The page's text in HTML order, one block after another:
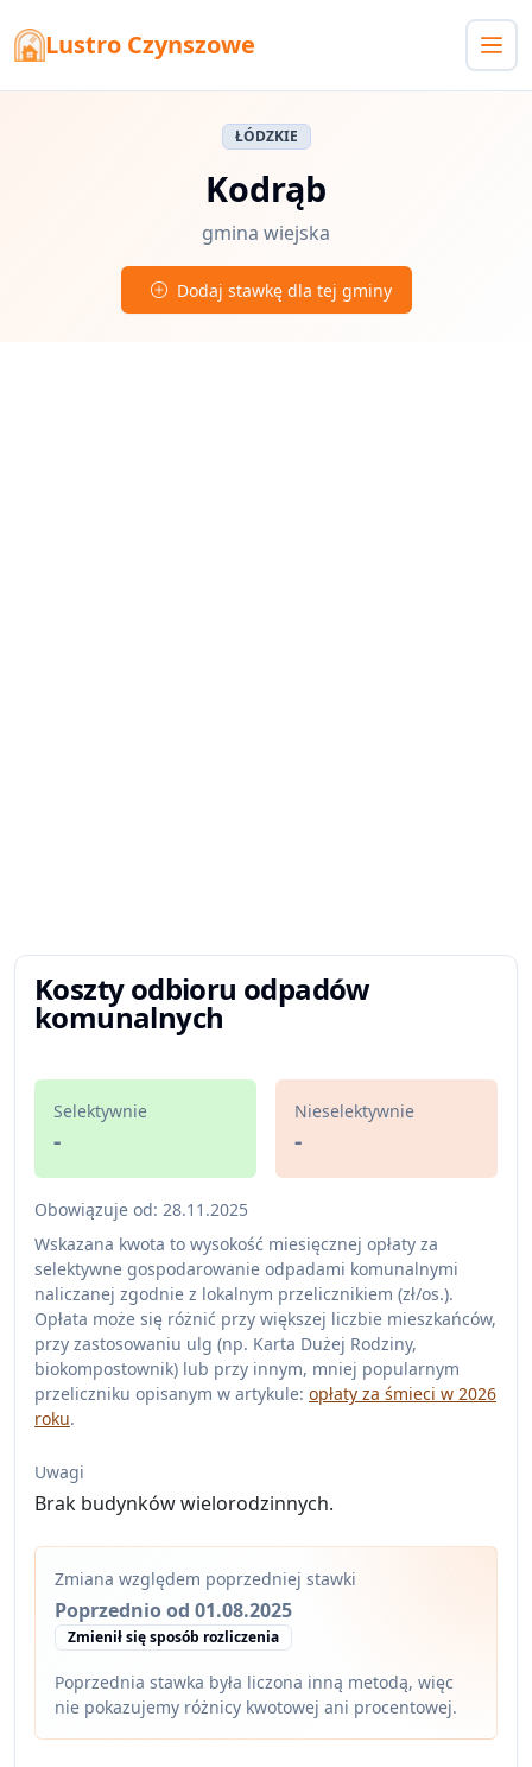
Lustro Czynszowe
ŁÓDZKIE
Kodrąb
gmina wiejska
Dodaj stawkę dla tej gminy
Koszty odbioru odpadów
komunalnych
Selektywnie
-
Nieselektywnie
-
Obowiązuje od: 28.11.2025
Wskazana kwota to wysokość miesięcznej opłaty za
selektywne gospodarowanie odpadami komunalnymi
naliczanej zgodnie z lokalnym przelicznikiem (zł/os.).
Opłata może się różnić przy większej liczbie mieszkańców,
przy zastosowaniu ulg (np. Karta Dużej Rodziny,
biokompostownik) lub przy innym, mniej popularnym
przeliczniku opisanym w artykule: opłaty za śmieci w 2026
roku.
Uwagi
Brak budynków wielorodzinnych.
Zmiana względem poprzedniej stawki
Poprzednio od 01.08.2025
Zmienił się sposób rozliczenia
Poprzednia stawka była liczona inną metodą, więc
nie pokazujemy różnicy kwotowej ani procentowej.